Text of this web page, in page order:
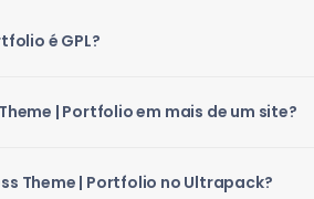
é GPL?
| Portfolio em mais de um site?
Theme | Portfolio no Ultrapack?